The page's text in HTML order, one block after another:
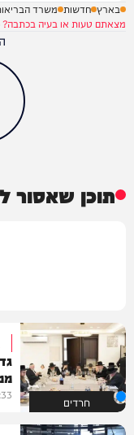
בארץ חדשות משרד
מצאתם טעות או בעיה בכתבה?
תוכן שאסור
חרדים